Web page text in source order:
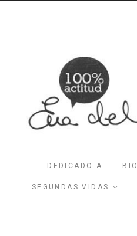
DEDICADO A BIO
SEGUNDAS VIDAS